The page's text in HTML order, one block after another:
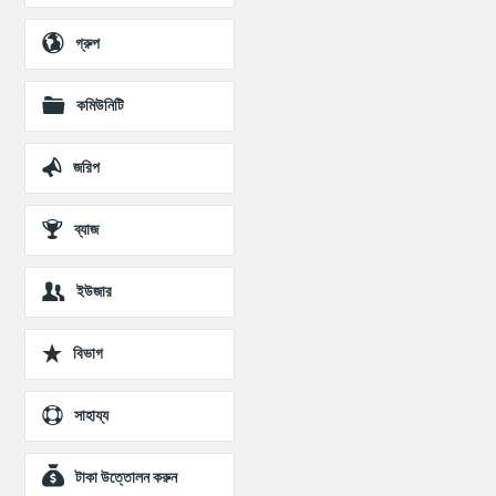
গ্রুপ
কমিউনিটি
জরিপ
ব্যাজ
ইউজার
বিভাগ
সাহায্য
টাকা উত্তোলন করুন